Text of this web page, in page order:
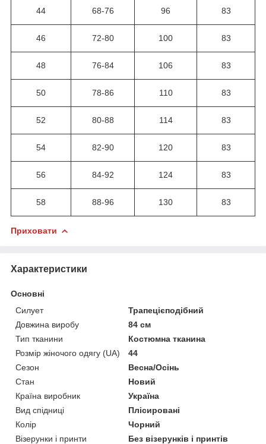
44 68-76 96 83
46 72-80 100 83
48 76-84 106 83
50 78-86 110 83
52 80-88 114 83
54 82-90 120 83
56 84-92 124 83
58 88-96 130 83
Приховати
Характеристики
Основні
Силует
Трапецієподібний
Довжина виробу
84 см
Тип тканини
Костюмна тканина
Розмір жіночого одягу (UA)
44
Сезон
Весна/Осінь
Стан
Новий
Країна виробник
Україна
Вид спідниці
Плісировані
Колір
Чорний
Візерунки і принти
Без візерунків і принтів